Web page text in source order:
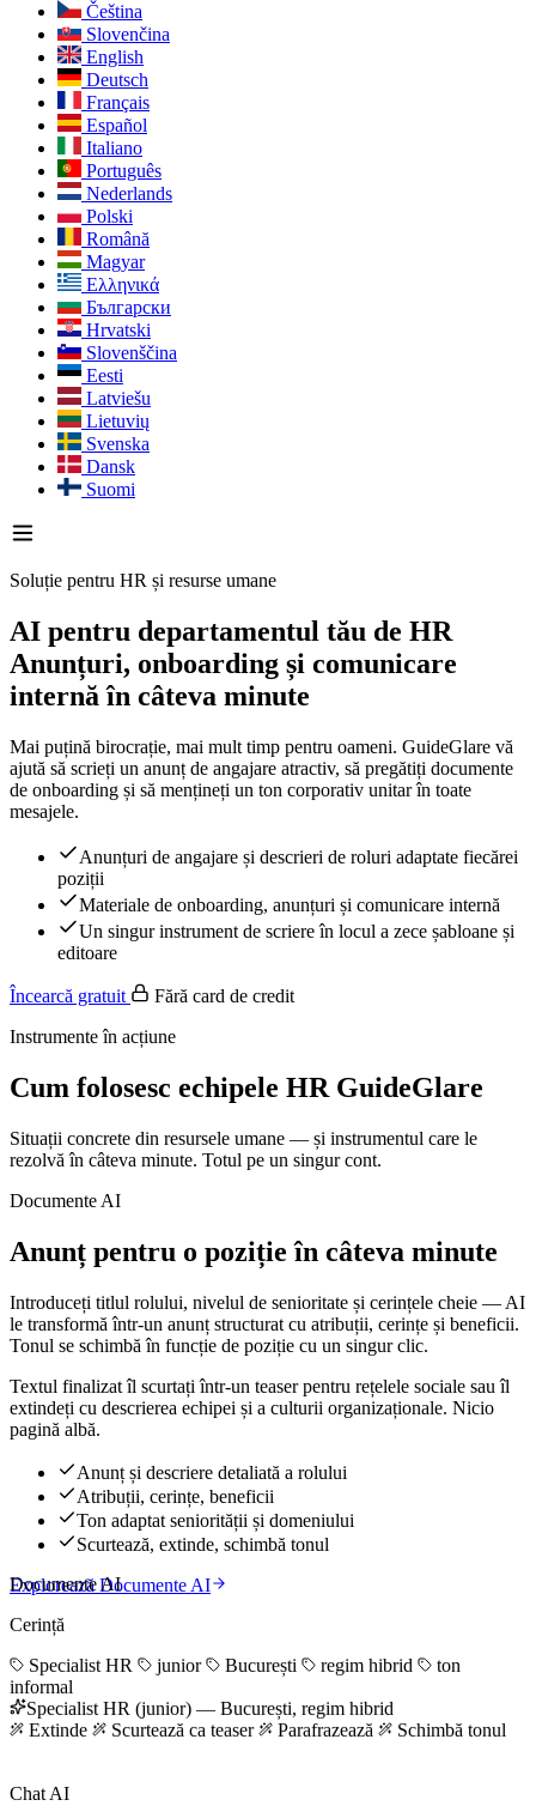
Čeština
Slovenčina
English
Deutsch
Français
Español
Italiano
Português
Nederlands
Polski
Română
Magyar
Ελληνικά
Български
Hrvatski
Slovenščina
Eesti
Latviešu
Lietuvių
Svenska
Dansk
Suomi
Soluție pentru HR și resurse umane
AI pentru departamentul tău de HR
Anunțuri, onboarding și comunicare
internă în câteva minute
Mai puțină birocrație, mai mult timp pentru oameni. GuideGlare vă
ajută să scrieți un anunț de angajare atractiv, să pregătiți documente
de onboarding și să mențineți un ton corporativ unitar în toate
mesajele.
Anunțuri de angajare și descrieri de roluri adaptate fiecărei
poziții
Materiale de onboarding, anunțuri și comunicare internă
Un singur instrument de scriere în locul a zece șabloane și
editoare
Încearcă gratuit
Fără card de credit
Instrumente în acțiune
Cum folosesc echipele HR GuideGlare
Situații concrete din resursele umane — și instrumentul care le
rezolvă în câteva minute. Totul pe un singur cont.
Documente AI
Anunț pentru o poziție în câteva minute
Introduceți titlul rolului, nivelul de senioritate și cerințele cheie — AI
le transformă într-un anunț structurat cu atribuții, cerințe și beneficii.
Tonul se schimbă în funcție de poziție cu un singur clic.
Textul finalizat îl scurtați într-un teaser pentru rețelele sociale sau îl
extindeți cu descrierea echipei și a culturii organizaționale. Nicio
pagină albă.
Anunț și descriere detaliată a rolului
Atribuții, cerințe, beneficii
Ton adaptat seniorității și domeniului
Scurtează, extinde, schimbă tonul
Explorează Documente AI
Documente AI
Cerință
Specialist HR
junior București regim hibrid
ton
informal
Specialist HR (junior) — București, regim hibrid
Extinde
Scurtează ca teaser Parafrazează Schimbă tonul
Chat AI